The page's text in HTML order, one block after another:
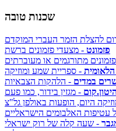
שכנות טובה
להצלת הזמר העברי המוקדם
פזמונט - מצעדי פזמונים ברשת
מתורגמים או מעוברתים
- ספריית שמע ומוזיקה
במדים - הלהקות הצבאיות
- מגזין בידור, כמו פעם
היום, הופעות באולפן גל"צ
עטיפות האלבומים הישראליים
- שעה קלה של רוק ישראלי